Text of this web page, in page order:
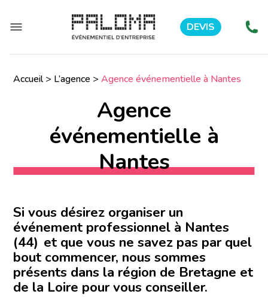
DEVIS
Accueil> L’agence >Agence événementielle à Nantes
Agence
événementielle à
Nantes
Si vous désirez organiser un
événement professionnel à Nantes
(44) et que vous ne savez pas par quel
bout commencer, nous sommes
présents dans la région de Bretagne et
de la Loire pour vous conseiller.